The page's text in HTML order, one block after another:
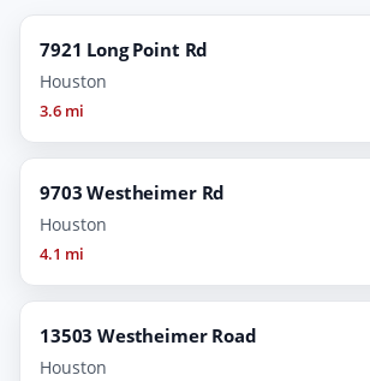
7921 Long Point Rd
Houston
3.6 mi
9703 Westheimer Rd
Houston
4.1 mi
13503 Westheimer Road
Houston